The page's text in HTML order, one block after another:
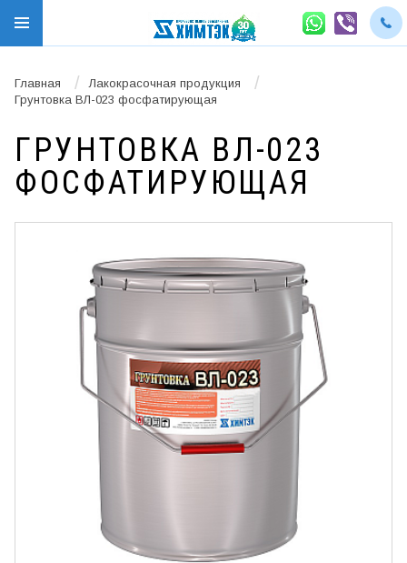
Главная / Лакокрасочная продукция /
Грунтовка ВЛ-023 фосфатирующая
ГРУНТОВКА ВЛ-023
ФОСФАТИРУЮЩАЯ